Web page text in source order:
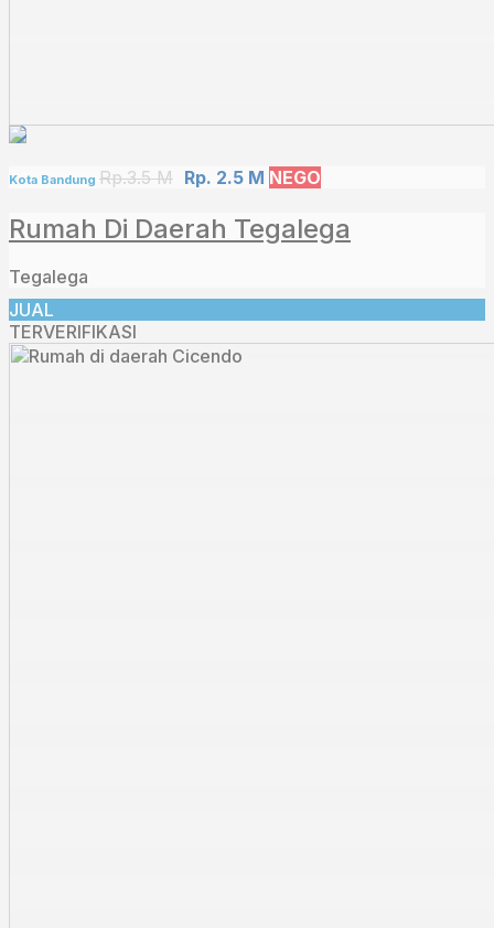
Kota Bandung Rp.3.5 M Rp. 2.5 M NEGO
Rumah Di Daerah Tegalega
Tegalega
JUAL
TERVERIFIKASI